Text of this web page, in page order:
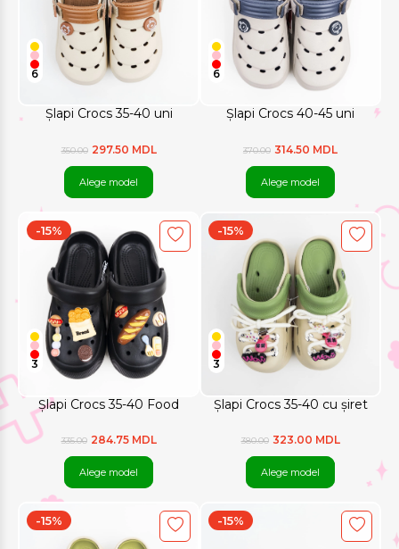
Șlapi Crocs 35-40 uni
6
350.00 297.50 MDL
Alege model
Șlapi Crocs 40-45 uni
6
370.00 314.50 MDL
Alege model
Șlapi Crocs 35-40 Food
-15%
3
335.00 284.75 MDL
Alege model
Șlapi Crocs 35-40 cu șiret
-15%
3
380.00 323.00 MDL
Alege model
-15% -15%